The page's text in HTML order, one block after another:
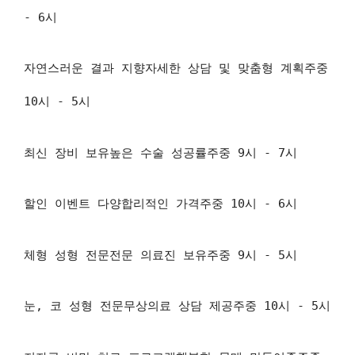
- 6시
자연스러운 결과 지향자세한 상담 및 맞춤형 계획주중
10시 - 5시
최신 장비 보유높은 수술 성공률주중 9시 - 7시
할인 이벤트 다양합리적인 가격주중 10시 - 6시
체형 성형 전문전문 의료진 보유주중 9시 - 5시
눈, 코 성형 전문무상의료 상담 제공주중 10시 - 5시